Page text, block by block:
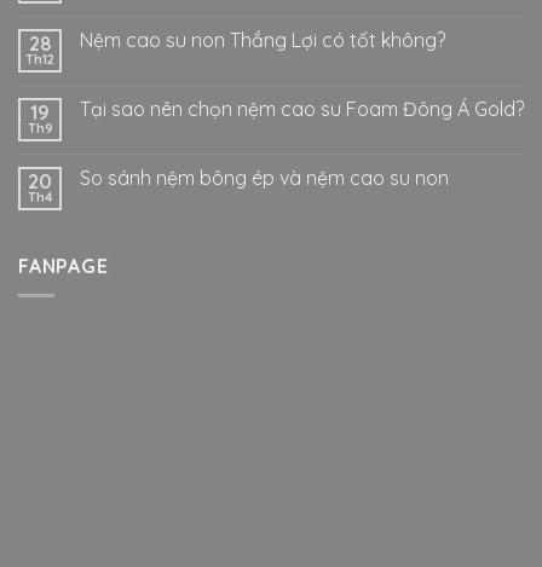
28
Th12
Nệm cao su non Thắng Lợi có tốt không?
19
Th9
Tại sao nên chọn nệm cao su Foam Đông Á Gold?
20
Th4
So sánh nệm bông ép và nệm cao su non
FANPAGE